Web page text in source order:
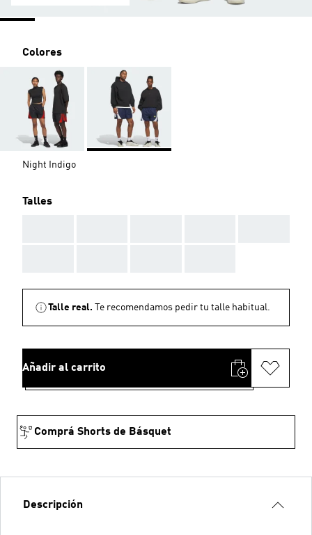
Colores
Night Indigo
Talles
Talle real. Te recomendamos pedir tu talle habitual.
Añadir al carrito
Comprá Shorts de Básquet
Descripción